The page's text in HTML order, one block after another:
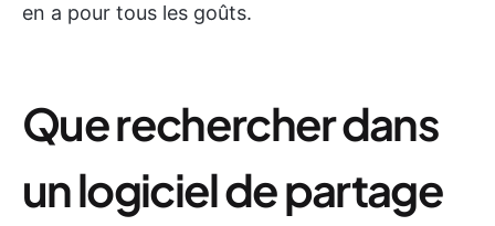
en a pour tous les goûts.
Que rechercher dans
un logiciel de partage